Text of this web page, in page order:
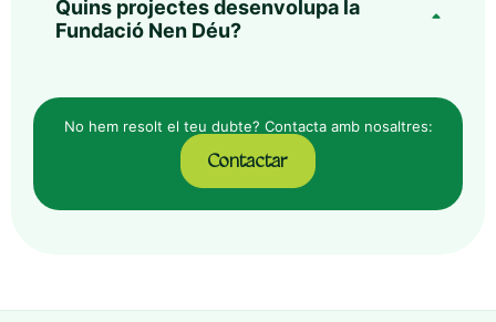
Quins projectes desenvolupa la
Fundació Nen Déu?
No hem resolt el teu dubte? Contacta amb nosaltres:
Contactar